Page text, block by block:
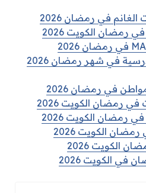
في رمضان 2026
رمضان الكويت 2026
توقيت الحصص المدرسية في شهر رمضان 2026
في رمضان 2026
رمضان الكويت 2026
رمضان الكويت 2026
الكويت 2026
الكويت 2026
في الكويت 2026